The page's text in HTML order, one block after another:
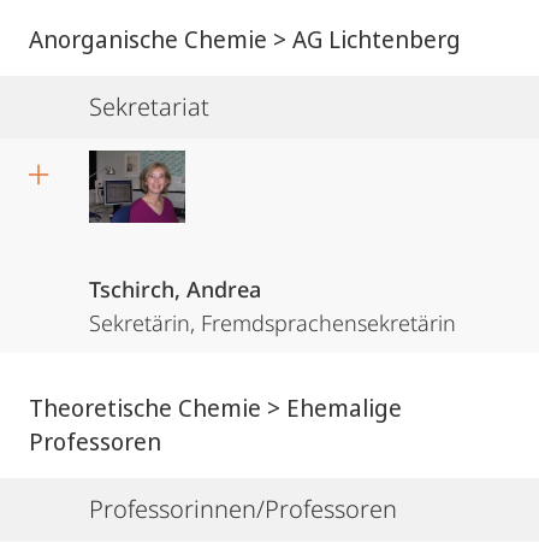
Anorganische Chemie > AG Lichtenberg
Sekretariat
Tschirch, Andrea
Sekretärin, Fremdsprachensekretärin
Theoretische Chemie > Ehemalige
Professoren
Professorinnen/Professoren